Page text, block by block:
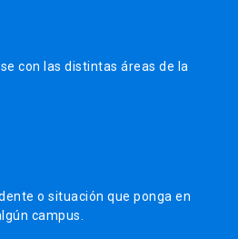
con las distintas áreas de la
o situación que ponga en
campus.